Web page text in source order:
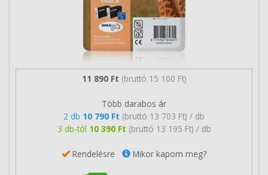
11 890 Ft (bruttó 15 100 Ft)
Több darabos ár
2 db 10 790 Ft (bruttó 13 703 Ft) / db
3 db-tól 10 390 Ft (bruttó 13 195 Ft) / db
Rendelésre Mikor kapom meg?